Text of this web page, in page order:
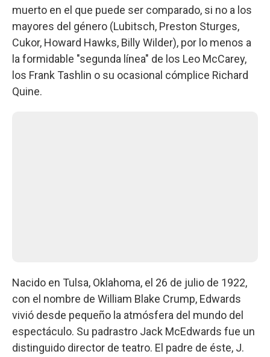
muerto en el que puede ser comparado, si no a los
mayores del género (Lubitsch, Preston Sturges,
Cukor, Howard Hawks, Billy Wilder), por lo menos a
la formidable "segunda línea" de los Leo McCarey,
los Frank Tashlin o su ocasional cómplice Richard
Quine.
Nacido en Tulsa, Oklahoma, el 26 de julio de 1922,
con el nombre de William Blake Crump, Edwards
vivió desde pequeño la atmósfera del mundo del
espectáculo. Su padrastro Jack McEdwards fue un
distinguido director de teatro. El padre de éste, J.